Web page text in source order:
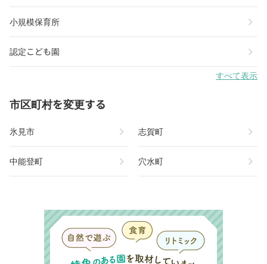
小規模保育所 chevron_right
認定こども園 chevron_right
すべて表示
市区町村を変更する
氷見市 chevron_right 志賀町 chevron_right
中能登町 chevron_right 穴水町 chevron_right